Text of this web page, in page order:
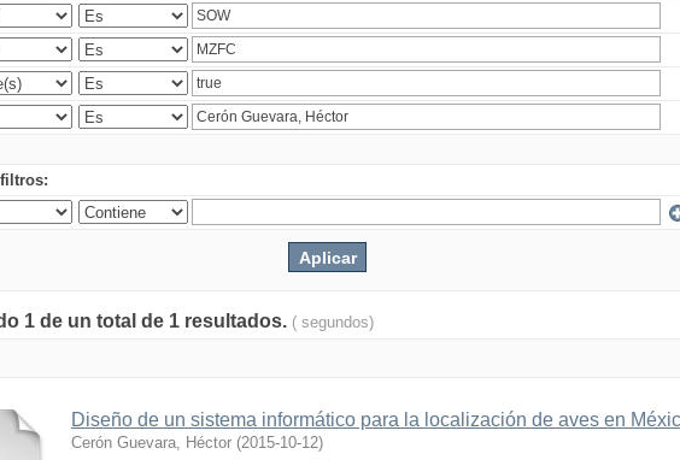
1 de un total de 1 resultados. ( segundos)
Diseño de un sistema informático para la localización de aves en
Cerón Guevara, Héctor (2015-10-12)